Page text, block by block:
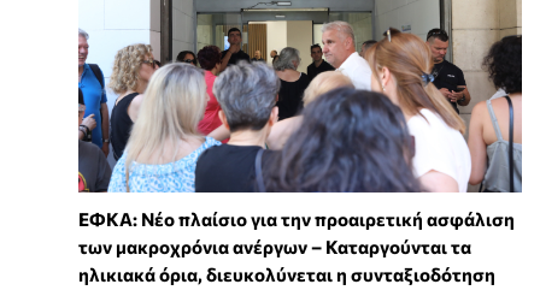
ΕΦΚΑ: Νέο πλαίσιο για την προαιρετική ασφάλιση
των μακροχρόνια ανέργων – Καταργούνται τα
ηλικιακά όρια, διευκολύνεται η συνταξιοδότηση